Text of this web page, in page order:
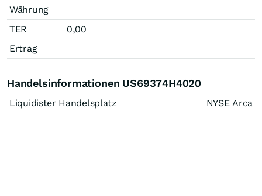
Währung
TER
0,00
Ertrag
Handelsinformationen US69374H4020
Liquidister Handelsplatz NYSE Arca